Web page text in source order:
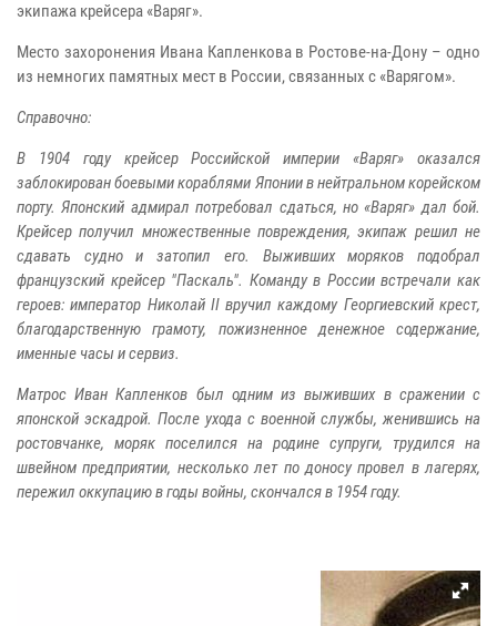
экипажа крейсера «Варяг».
Место захоронения Ивана Капленкова в Ростове-на-Дону – одно
из немногих памятных мест в России, связанных с «Варягом».
Справочно:
В 1904 году крейсер Российской империи «Варяг» оказался
заблокирован боевыми кораблями Японии в нейтральном корейском
порту. Японский адмирал потребовал сдаться, но «Варяг» дал бой.
Крейсер получил множественные повреждения, экипаж решил не
сдавать судно и затопил его. Выживших моряков подобрал
французский крейсер "Паскаль". Команду в России встречали как
героев: император Николай II вручил каждому Георгиевский крест,
благодарственную грамоту, пожизненное денежное содержание,
именные часы и сервиз.
Матрос Иван Капленков был одним из выживших в сражении с
японской эскадрой. После ухода с военной службы, женившись на
ростовчанке, моряк поселился на родине супруги, трудился на
швейном предприятии, несколько лет по доносу провел в лагерях,
пережил оккупацию в годы войны, скончался в 1954 году.